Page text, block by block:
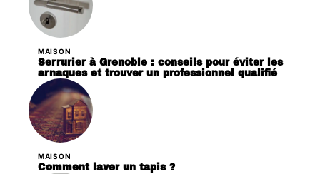
MAISON
Serrurier à Grenoble : conseils pour éviter les
arnaques et trouver un professionnel qualifié
MAISON
Comment laver un tapis ?